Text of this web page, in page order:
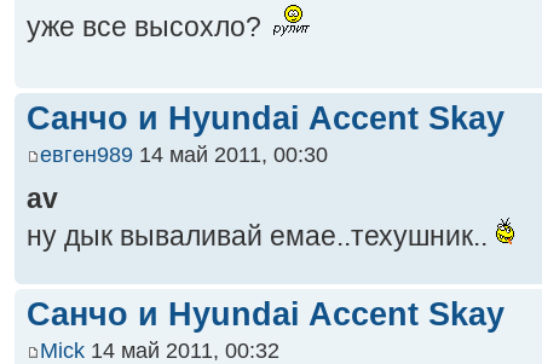
уже все высохло?
Санчо и Hyundai Accent Skay
евген989 14 май 2011, 00:30
av
ну дык вываливай емае..техушник..
Санчо и Hyundai Accent Skay
Mick 14 май 2011, 00:32